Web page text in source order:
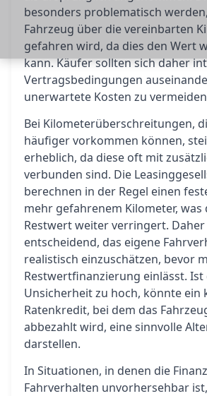
besonders problematisch
Fahrzeug über die vereinbarten
gefahren wird, da dies den Wert
kann. Käufer sollten sich daher
Vertragsbedingungen
unerwartete Kosten zu
Bei Kilometerüberschreitungen,
häufiger vorkommen können,
erheblich, da diese oft mit
verbunden sind. Die
berechnen in der Regel einen
mehr gefahrenem Kilometer,
Restwert weiter verringert. Daher
entscheidend, das eigene
realistisch einzuschätzen, bevor
Restwertfinanzierung einlässt. Ist
Unsicherheit zu hoch, könnte ein
Ratenkredit, bei dem das
abbezahlt wird, eine sinnvolle
darstellen.
In Situationen, in denen die
Fahrverhalten unvorhersehbar